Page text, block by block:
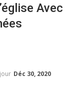
Avec
Déc 30, 2020